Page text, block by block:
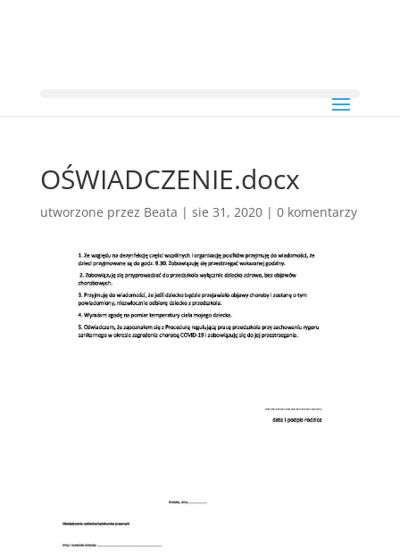
OŚWIADCZENIE.docx
utworzone przez Beata | sie 31, 2020| 0 komentarzy